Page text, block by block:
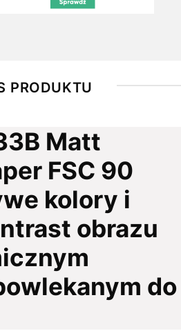
PRODUKTU
Matt
FSC 90
kolory i
obrazu
do